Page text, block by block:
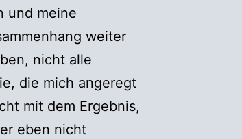
und meine
weiter
nicht alle
die mich angeregt
mit dem Ergebnis,
eben nicht